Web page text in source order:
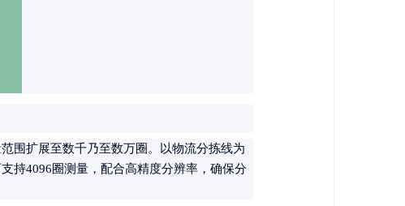
围扩展至数千乃至数万圈。以物流分拣线为
持4096圈测量，配合高精度分辨率，确保分